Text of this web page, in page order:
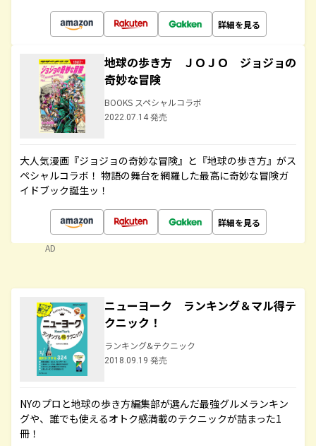
詳細を見る
地球の歩き方 ＪＯＪＯ ジョジョの
奇妙な冒険
BOOKS スペシャルコラボ
2022.07.14 発売
大人気漫画『ジョジョの奇妙な冒険』と『地球の歩き方』がス
ペシャルコラボ！ 物語の舞台を網羅した最高に奇妙な冒険ガ
イドブック誕生ッ！
詳細を見る
AD
ニューヨーク ランキング＆マル得テ
クニック！
ランキング&テクニック
2018.09.19 発売
NYのプロと地球の歩き方編集部が選んだ最強グルメランキン
グや、誰でも使えるオトク感満載のテクニックが詰まった1
冊！